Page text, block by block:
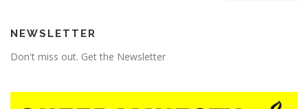
NEWSLETTER
Don't miss out. Get the Newsletter